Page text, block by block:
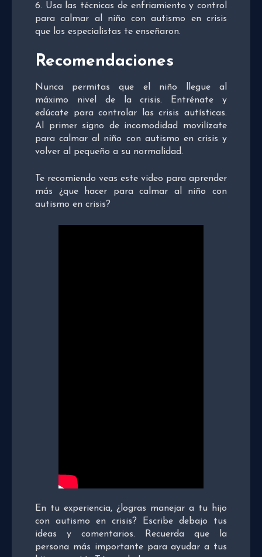
6. Usa las técnicas de enfriamiento y control
para calmar al niño con autismo en crisis
que los especialistas te enseñaron.
Recomendaciones
Nunca permitas que el niño llegue al
máximo nivel de la crisis. Entrénate y
edúcate para controlar las crisis autísticas.
Al primer signo de incomodidad movilízate
para calmar al niño con autismo en crisis y
volver al pequeño a su normalidad.
Te recomiendo veas este video para aprender
más ¿que hacer para calmar al niño con
autismo en crisis?
En tu experiencia, ¿logras manejar a tu hijo
con autismo en crisis? Escribe debajo tus
ideas y comentarios. Recuerda que la
persona más importante para ayudar a tus